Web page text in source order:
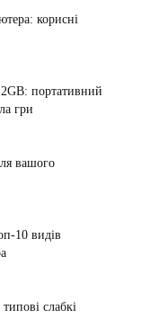
корисні
портативний
гри
вашого
10 видів
слабкі